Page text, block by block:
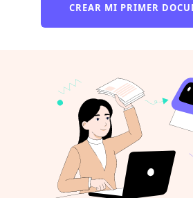
CREAR MI PRIMER